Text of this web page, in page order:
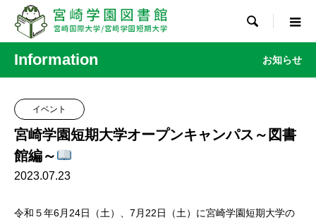

Information お知らせ
イベント
宮崎学園短期大学オープンキャンパス～図書
館編～
2023.07.23
令和５年6月24日（土）、7月22日（土）に宮崎学園短期大学の